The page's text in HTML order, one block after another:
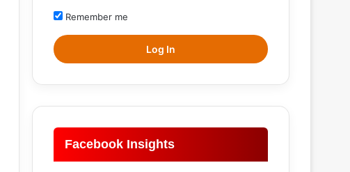
Remember me
Log In
Facebook Insights